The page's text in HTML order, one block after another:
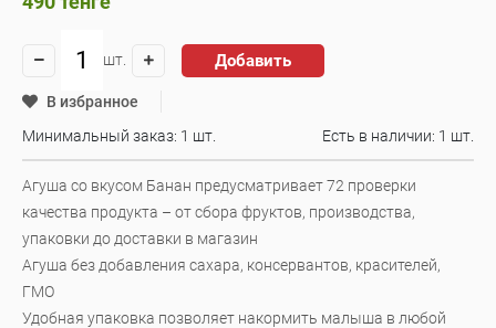
шт. Добавить
В избранное
Минимальный заказ: 1 шт.
Есть в наличии: 1 шт.
Агуша со вкусом Банан предусматривает 72 проверки
качества продукта – от сбора фруктов, производства,
упаковки до доставки в магазин
Агуша без добавления сахара, консервантов, красителей,
ГМО
Удобная упаковка позволяет накормить малыша в любой